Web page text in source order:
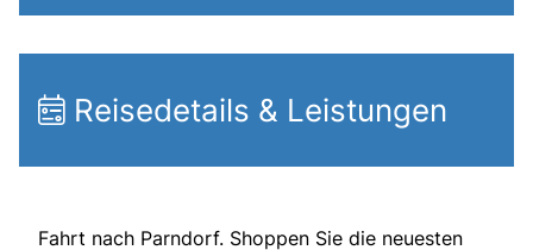
Reisedetails & Leistungen
Fahrt nach Parndorf. Shoppen Sie die neuesten